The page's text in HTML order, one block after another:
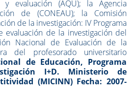
y evaluación (AQU); la Agencia
de (CONEAU); la Comisión
de la investigación: IV Programa
evaluación de la investigación del
Nacional de Evaluación de la
del profesorado universitario
de Educación, Programa
I+D. Ministerio de
(MICINN) Fecha: 2007-